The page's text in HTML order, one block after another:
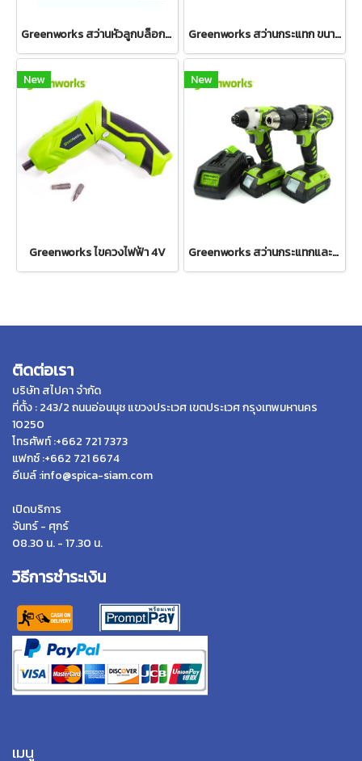
Greenworks สว่านหัวลูกบล็อกแบตเตอรี่ ขนาด 24V (เฉพาะตัวเครื่อง) Greenworks สว่านกระแทก ขนาด 24V พร้อมแบตเตอรี่และแท่นชาร์จ
New
Greenworks ไขควงไฟฟ้า 4V
New
Greenworks สว่านกระแทกและสว่านโรตารี่ พร้อมแท่นชาร์จและแบตเตอรี่ 2Ah 2 ก้อน
ติดต่อเรา
บริษัท สไปคา จำกัด
ที่ตั้ง : 243/2 ถนนอ่อนนุช แขวงประเวศ เขตประเวศ กรุงเทพมหานคร
10250
โทรศัพท์ :+662 721 7373
แฟกซ์ :+662 721 6674
อีเมล์ :info@spica-siam.com
เปิดบริการ
จันทร์ - ศุกร์
08.30 น. - 17.30 น.
วิธีการชำระเงิน
เมนู